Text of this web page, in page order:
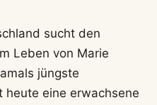
sucht den
Leben von Marie
jüngste
heute eine erwachsene